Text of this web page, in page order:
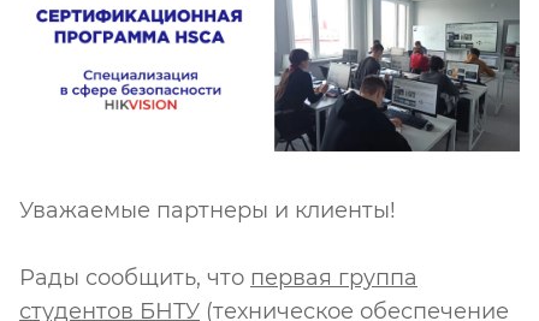
Уважаемые партнеры и клиенты!
Рады сообщить, что первая группа
студентов БНТУ (техническое обеспечение